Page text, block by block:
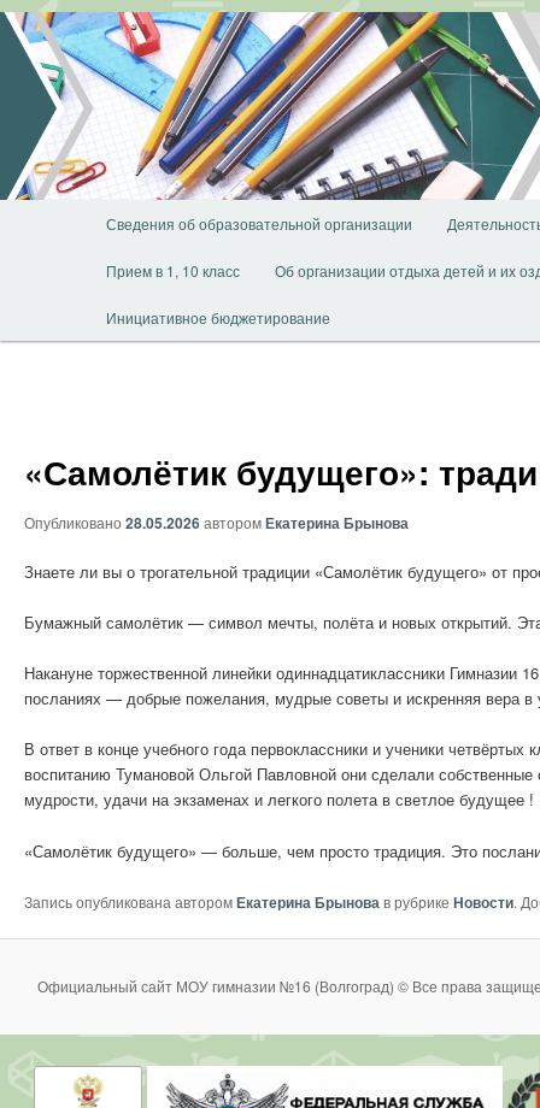
Перейти
основному
содержимому
Сведения об образовательной организации
Прием в 1, 10 класс Об организации отдыха детей и их
Инициативное бюджетирование
«Самолётик будущего»:
Опубликовано 28.05.2026авторомЕкатерина Брынова
Знаете ли вы о трогательной традиции «Самолётик будущего» от
Бумажный самолётик — символ мечты, полёта и новых открытий.
Накануне торжественной линейки одиннадцатиклассники Гимназии
посланиях — добрые пожелания, мудрые советы и искренняя вера в
В ответ в конце учебного года первоклассники и ученики
воспитанию Тумановой Ольгой Павловной они сделали
мудрости, удачи на экзаменах и легкого полета в светлое будущее !
«Самолётик будущего» — больше, чем просто традиция. Это
Запись опубликована авторомЕкатерина Брыновав рубрике Новости.
Официальный сайт МОУ гимназии №16 (Волгоград) © Все права